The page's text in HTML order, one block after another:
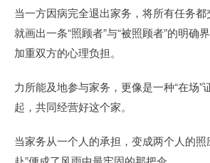
当一方因病完全退出家务，将所有任务
就画出一条“照顾者”与“被照顾者”的明确
加重双方的心理负担。
力所能及地参与家务，更像是一种“在场”
起，共同经营好这个家。
当家务从一个人的承担，变成两个人的照